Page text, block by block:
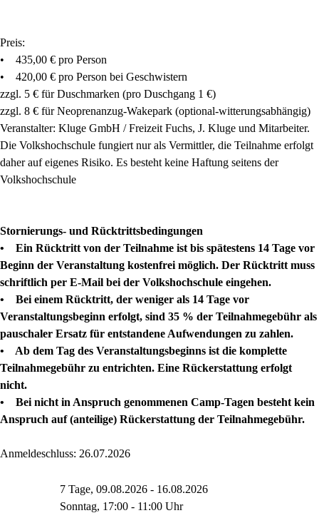
Preis:
• 435,00 € pro Person
• 420,00 € pro Person bei Geschwistern
zzgl. 5 € für Duschmarken (pro Duschgang 1 €)
zzgl. 8 € für Neoprenanzug-Wakepark (optional-witterungsabhängig)
Veranstalter: Kluge GmbH / Freizeit Fuchs, J. Kluge und Mitarbeiter.
Die Volkshochschule fungiert nur als Vermittler, die Teilnahme erfolgt
daher auf eigenes Risiko. Es besteht keine Haftung seitens der
Volkshochschule
Stornierungs- und Rücktrittsbedingungen
• Ein Rücktritt von der Teilnahme ist bis spätestens 14 Tage vor
Beginn der Veranstaltung kostenfrei möglich. Der Rücktritt muss
schriftlich per E-Mail bei der Volkshochschule eingehen.
• Bei einem Rücktritt, der weniger als 14 Tage vor
Veranstaltungsbeginn erfolgt, sind 35 % der Teilnahmegebühr als
pauschaler Ersatz für entstandene Aufwendungen zu zahlen.
• Ab dem Tag des Veranstaltungsbeginns ist die komplette
Teilnahmegebühr zu entrichten. Eine Rückerstattung erfolgt
nicht.
• Bei nicht in Anspruch genommenen Camp-Tagen besteht kein
Anspruch auf (anteilige) Rückerstattung der Teilnahmegebühr.
Anmeldeschluss: 26.07.2026
7 Tage, 09.08.2026 - 16.08.2026
Sonntag, 17:00 - 11:00 Uhr